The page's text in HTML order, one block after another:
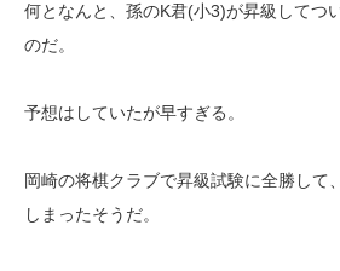
何となんと、孫のK君(小3)が昇級してつ
のだ。
予想はしていたが早すぎる。
岡崎の将棋クラブで昇級試験に全勝して
しまったそうだ。